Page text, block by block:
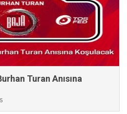
Turan Anısına